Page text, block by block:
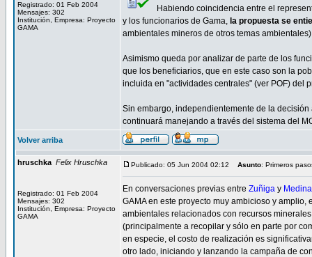
Registrado: 01 Feb 2004
Mensajes: 302
Institución, Empresa: Proyecto
GAMA
Habiendo coincidencia entre el
y los funcionarios de Gama, la propuesta se
ambientales mineros de otros temas
Asimismo queda por analizar de parte de los
que los beneficiarios, que en este caso son la
incluida en "actividades centrales" (ver POF) del
Sin embargo, independientemente de la
continuará manejando a través del sistema del
Volver arriba
hruschka Felix Hruschka
Registrado: 01 Feb 2004
Mensajes: 302
Institución, Empresa: Proyecto
GAMA
Publicado: 05 Jun 2004 02:12 Asunto: Primeros
En conversaciones previas entre Zuñiga y Medina
GAMA en este proyecto muy ambicioso y
ambientales relacionados con recursos
(principalmente a recopilar y sólo en parte por
en especie, el costo de realización es
otro lado, iniciando y lanzando la campaña de